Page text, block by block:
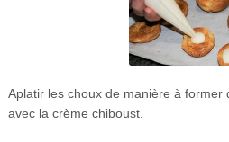
Aplatir les choux de manière à former
avec la crème chiboust.